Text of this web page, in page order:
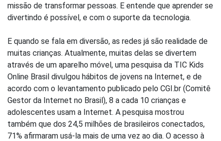
missão de transformar pessoas. E entende que aprender se
divertindo é possível, e com o suporte da tecnologia.
E quando se fala em diversão, as redes já são realidade de
muitas crianças. Atualmente, muitas delas se divertem
através de um aparelho móvel, uma pesquisa da TIC Kids
Online Brasil divulgou hábitos de jovens na Internet, e de
acordo com o levantamento publicado pelo CGI.br (Comitê
Gestor da Internet no Brasil), 8 a cada 10 crianças e
adolescentes usam a Internet. A pesquisa mostrou
também que dos 24,5 milhões de brasileiros conectados,
71% afirmaram usá-la mais de uma vez ao dia. O acesso à